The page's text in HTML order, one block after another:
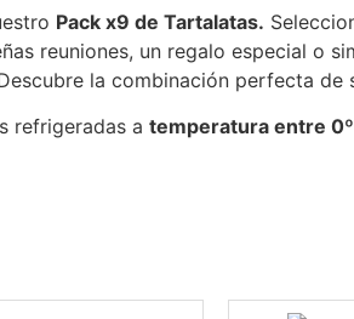
Pack x9 de Tartalatas.
reuniones, un regalo especial o
la combinación perfecta de
refrigeradas a temperatura entre